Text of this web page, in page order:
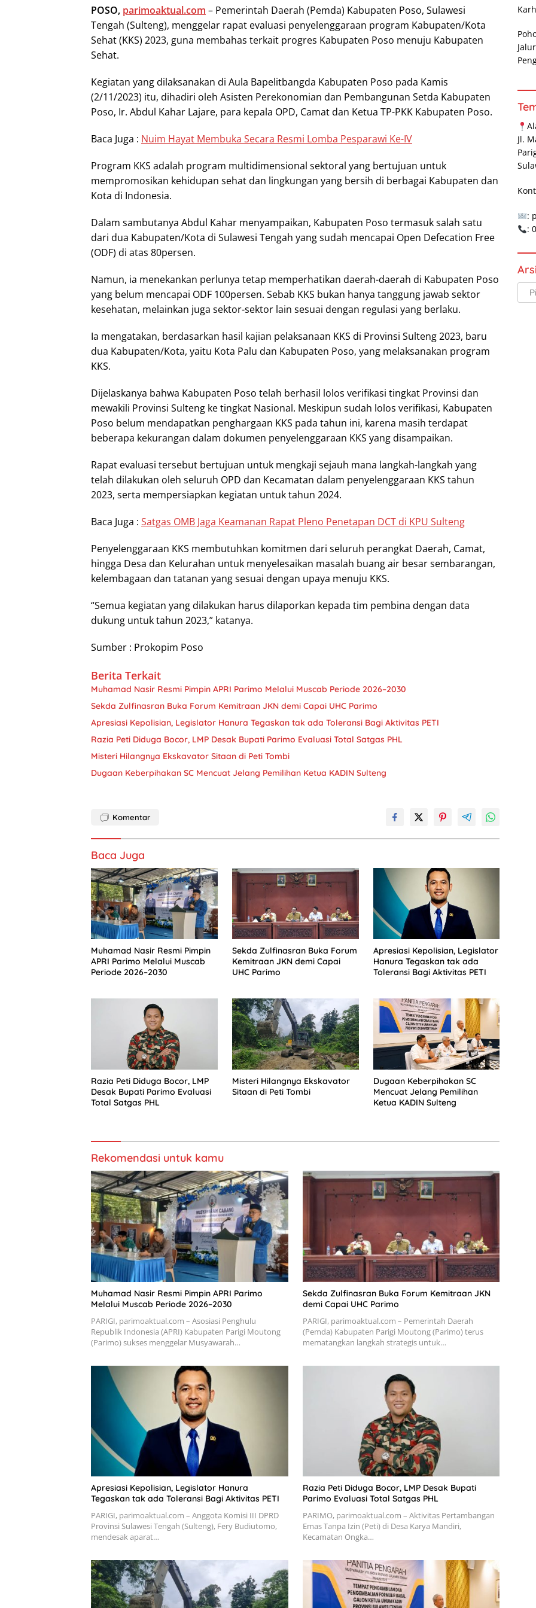
POSO, parimoaktual.com – Pemerintah Daerah (Pemda) Kabupaten Poso, Sulawesi
Tengah (Sulteng), menggelar rapat evaluasi penyelenggaraan program Kabupaten/Kota
Sehat (KKS) 2023, guna membahas terkait progres Kabupaten Poso menuju Kabupaten
Sehat.
Kegiatan yang dilaksanakan di Aula Bapelitbangda Kabupaten Poso pada Kamis
(2/11/2023) itu, dihadiri oleh Asisten Perekonomian dan Pembangunan Setda Kabupaten
Poso, Ir. Abdul Kahar Lajare, para kepala OPD, Camat dan Ketua TP-PKK Kabupaten Poso.
Baca Juga : Nuim Hayat Membuka Secara Resmi Lomba Pesparawi Ke-IV
Program KKS adalah program multidimensional sektoral yang bertujuan untuk
mempromosikan kehidupan sehat dan lingkungan yang bersih di berbagai Kabupaten dan
Kota di Indonesia.
Dalam sambutanya Abdul Kahar menyampaikan, Kabupaten Poso termasuk salah satu
dari dua Kabupaten/Kota di Sulawesi Tengah yang sudah mencapai Open Defecation Free
(ODF) di atas 80persen.
Namun, ia menekankan perlunya tetap memperhatikan daerah-daerah di Kabupaten Poso
yang belum mencapai ODF 100persen. Sebab KKS bukan hanya tanggung jawab sektor
kesehatan, melainkan juga sektor-sektor lain sesuai dengan regulasi yang berlaku.
Ia mengatakan, berdasarkan hasil kajian pelaksanaan KKS di Provinsi Sulteng 2023, baru
dua Kabupaten/Kota, yaitu Kota Palu dan Kabupaten Poso, yang melaksanakan program
KKS.
Dijelaskanya bahwa Kabupaten Poso telah berhasil lolos verifikasi tingkat Provinsi dan
mewakili Provinsi Sulteng ke tingkat Nasional. Meskipun sudah lolos verifikasi, Kabupaten
Poso belum mendapatkan penghargaan KKS pada tahun ini, karena masih terdapat
beberapa kekurangan dalam dokumen penyelenggaraan KKS yang disampaikan.
Rapat evaluasi tersebut bertujuan untuk mengkaji sejauh mana langkah-langkah yang
telah dilakukan oleh seluruh OPD dan Kecamatan dalam penyelenggaraan KKS tahun
2023, serta mempersiapkan kegiatan untuk tahun 2024.
Baca Juga : Satgas OMB Jaga Keamanan Rapat Pleno Penetapan DCT di KPU Sulteng
Penyelenggaraan KKS membutuhkan komitmen dari seluruh perangkat Daerah, Camat,
hingga Desa dan Kelurahan untuk menyelesaikan masalah buang air besar sembarangan,
kelembagaan dan tatanan yang sesuai dengan upaya menuju KKS.
“Semua kegiatan yang dilakukan harus dilaporkan kepada tim pembina dengan data
dukung untuk tahun 2023,” katanya.
Sumber : Prokopim Poso
Berita Terkait
Muhamad Nasir Resmi Pimpin APRI Parimo Melalui Muscab Periode 2026–2030
Sekda Zulfinasran Buka Forum Kemitraan JKN demi Capai UHC Parimo
Apresiasi Kepolisian, Legislator Hanura Tegaskan tak ada Toleransi Bagi Aktivitas PETI
Razia Peti Diduga Bocor, LMP Desak Bupati Parimo Evaluasi Total Satgas PHL
Misteri Hilangnya Ekskavator Sitaan di Peti Tombi
Dugaan Keberpihakan SC Mencuat Jelang Pemilihan Ketua KADIN Sulteng
Komentar
Baca Juga
Muhamad Nasir Resmi Pimpin
APRI Parimo Melalui Muscab
Periode 2026–2030
Sekda Zulfinasran Buka Forum
Kemitraan JKN demi Capai
UHC Parimo
Apresiasi Kepolisian, Legislator
Hanura Tegaskan tak ada
Toleransi Bagi Aktivitas PETI
Razia Peti Diduga Bocor, LMP
Desak Bupati Parimo Evaluasi
Total Satgas PHL
Misteri Hilangnya Ekskavator
Sitaan di Peti Tombi
Dugaan Keberpihakan SC
Mencuat Jelang Pemilihan
Ketua KADIN Sulteng
Rekomendasi untuk kamu
Muhamad Nasir Resmi Pimpin APRI Parimo
Melalui Muscab Periode 2026–2030
PARIGI, parimoaktual.com – Asosiasi Penghulu
Republik Indonesia (APRI) Kabupaten Parigi Moutong
(Parimo) sukses menggelar Musyawarah…
Sekda Zulfinasran Buka Forum Kemitraan JKN
demi Capai UHC Parimo
PARIGI, parimoaktual.com – Pemerintah Daerah
(Pemda) Kabupaten Parigi Moutong (Parimo) terus
mematangkan langkah strategis untuk…
Apresiasi Kepolisian, Legislator Hanura
Tegaskan tak ada Toleransi Bagi Aktivitas PETI
PARIGI, parimoaktual.com – Anggota Komisi III DPRD
Provinsi Sulawesi Tengah (Sulteng), Fery Budiutomo,
mendesak aparat…
Razia Peti Diduga Bocor, LMP Desak Bupati
Parimo Evaluasi Total Satgas PHL
PARIMO, parimoaktual.com – Aktivitas Pertambangan
Emas Tanpa Izin (Peti) di Desa Karya Mandiri,
Kecamatan Ongka…
Jl.
:
: